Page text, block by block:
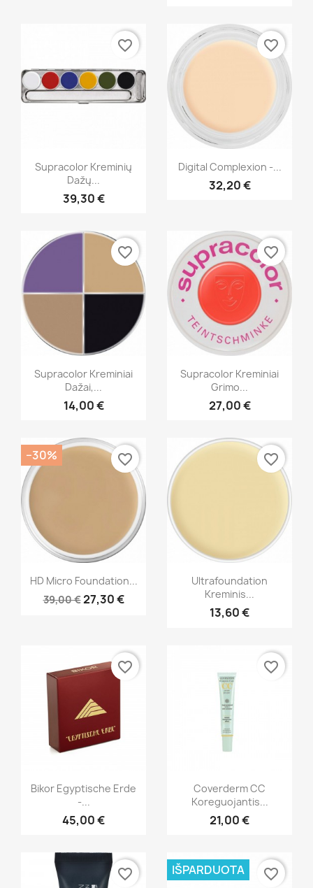
Greita peržiūra
Supracolor Kreminių
Dažų...
39,30 €
favorite_border
Greita peržiūra
+12
Digital Complexion -...
32,20 €
favorite_border
Greita peržiūra
+4
Supracolor Kreminiai
Dažai,...
14,00 €
favorite_border
Greita peržiūra
+8
Supracolor Kreminiai
Grimo...
27,00 €
favorite_border
Greita peržiūra
HD Micro Foundation...
39,00 €27,30 €
−30% favorite_border
 Greita peržiūra
+22
Ultrafoundation
Kreminis...
13,60 €
favorite_border
Greita peržiūra
Bikor Egyptische Erde
-...
45,00 €
favorite_border
Greita peržiūra
Coverderm CC
Koreguojantis...
21,00 €
favorite_border
favorite_border IŠPARDUOTA favorite_border